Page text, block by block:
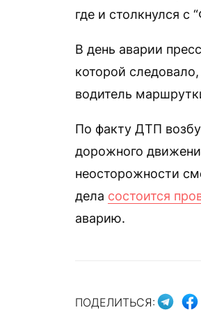
где и столкнулся с
В день аварии
которой
водитель
По факту ДТП
дорожного
неосторожности
дела состоится
аварию.
ПОДЕЛИТЬСЯ: